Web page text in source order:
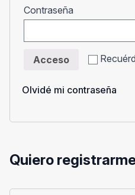
Contraseña
Acceso
Olvidé mi contraseña
Quiero